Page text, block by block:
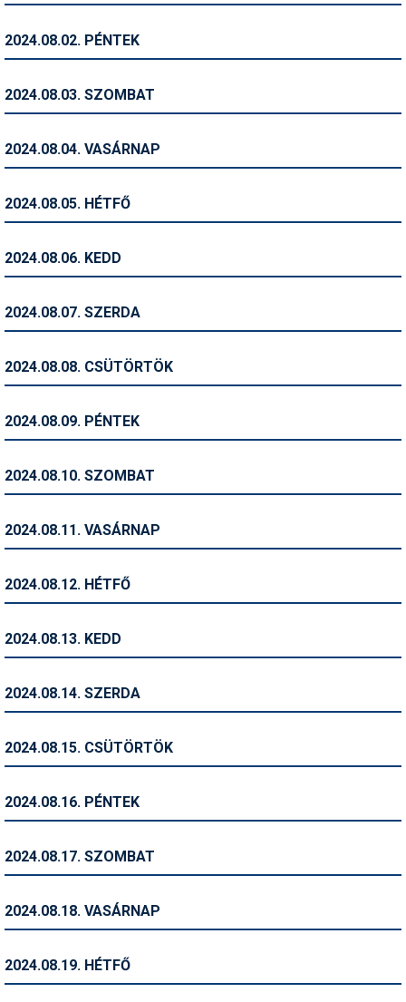
Ingatlan
Kerékpár
Magazinok
Pályázatok
Síbérletárak
Sífelszerelés
Símánia
Síszerviz
Snowboard
2024.08.02. PÉNTEK
2024.08.03. SZOMBAT
2024.08.04. VASÁRNAP
2024.08.05. HÉTFŐ
2024.08.06. KEDD
2024.08.07. SZERDA
2024.08.08. CSÜTÖRTÖK
2024.08.09. PÉNTEK
2024.08.10. SZOMBAT
2024.08.11. VASÁRNAP
2024.08.12. HÉTFŐ
2024.08.13. KEDD
2024.08.14. SZERDA
2024.08.15. CSÜTÖRTÖK
2024.08.16. PÉNTEK
2024.08.17. SZOMBAT
2024.08.18. VASÁRNAP
2024.08.19. HÉTFŐ